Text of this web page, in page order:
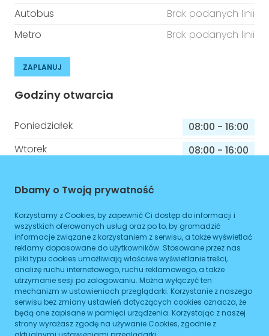
Autobus
Brak podanych linii
Metro
Brak podanych linii
ZAPLANUJ
Godziny otwarcia
Poniedziałek 08:00 - 16:00
Wtorek
08:00 - 16:00
Czwartek
Piątek
08:00 -16:00
Sobota
08:00-16:00
Niedziela
08:00-
Informacje o sprawach jakie załatwisz w
tym budynku
Dbamy o Twoją prywatność
Korzystamy z Cookies, by zapewnić Ci dostęp do informacji i
wszystkich oferowanych usług oraz po to, by gromadzić
informacje związane z korzystaniem z serwisu, a także wyświetlać
reklamy dopasowane do użytkowników. Stosowane przez nas
pliki typu cookies umożliwiają właściwe wyświetlanie treści,
analizę ruchu internetowego, ruchu reklamowego, a także
utrzymanie sesji po zalogowaniu. Można wyłączyć ten
mechanizm w ustawieniach przeglądarki. Korzystanie z naszego
serwisu bez zmiany ustawień dotyczących cookies oznacza, że
będą one zapisane w pamięci urządzenia. Korzystając z naszej
strony wyrażasz zgodę na używanie Cookies, zgodnie z